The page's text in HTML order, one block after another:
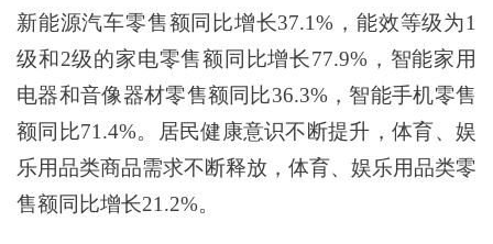
新能源汽车零售额同比增长37.1% ，能效等级为1
级和2级的家电零售额同比增长77.9% ，智能家用
电器和音像器材零售额同比36.3%，智能手机零售
额同比71.4%。居民健康意识不断提升，体育、娱
乐用品类商品需求不断释放，体育、娱乐用品类零
售额同比增长21.2%。